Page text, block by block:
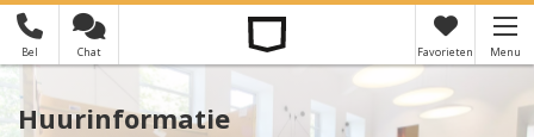
Bel Chat Favorieten Menu
Je hebt nog geen favorieten
Huurinformatie